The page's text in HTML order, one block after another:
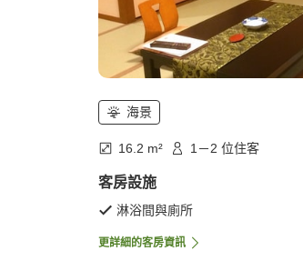
海景
16.2 m² 1－2 位住客
客房設施
淋浴間與廁所
更詳細的客房資訊